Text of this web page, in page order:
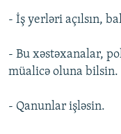
- İş yerləri açılsın,
- Bu xəstəxanalar,
müalicə oluna bilsin.
- Qanunlar işləsin.